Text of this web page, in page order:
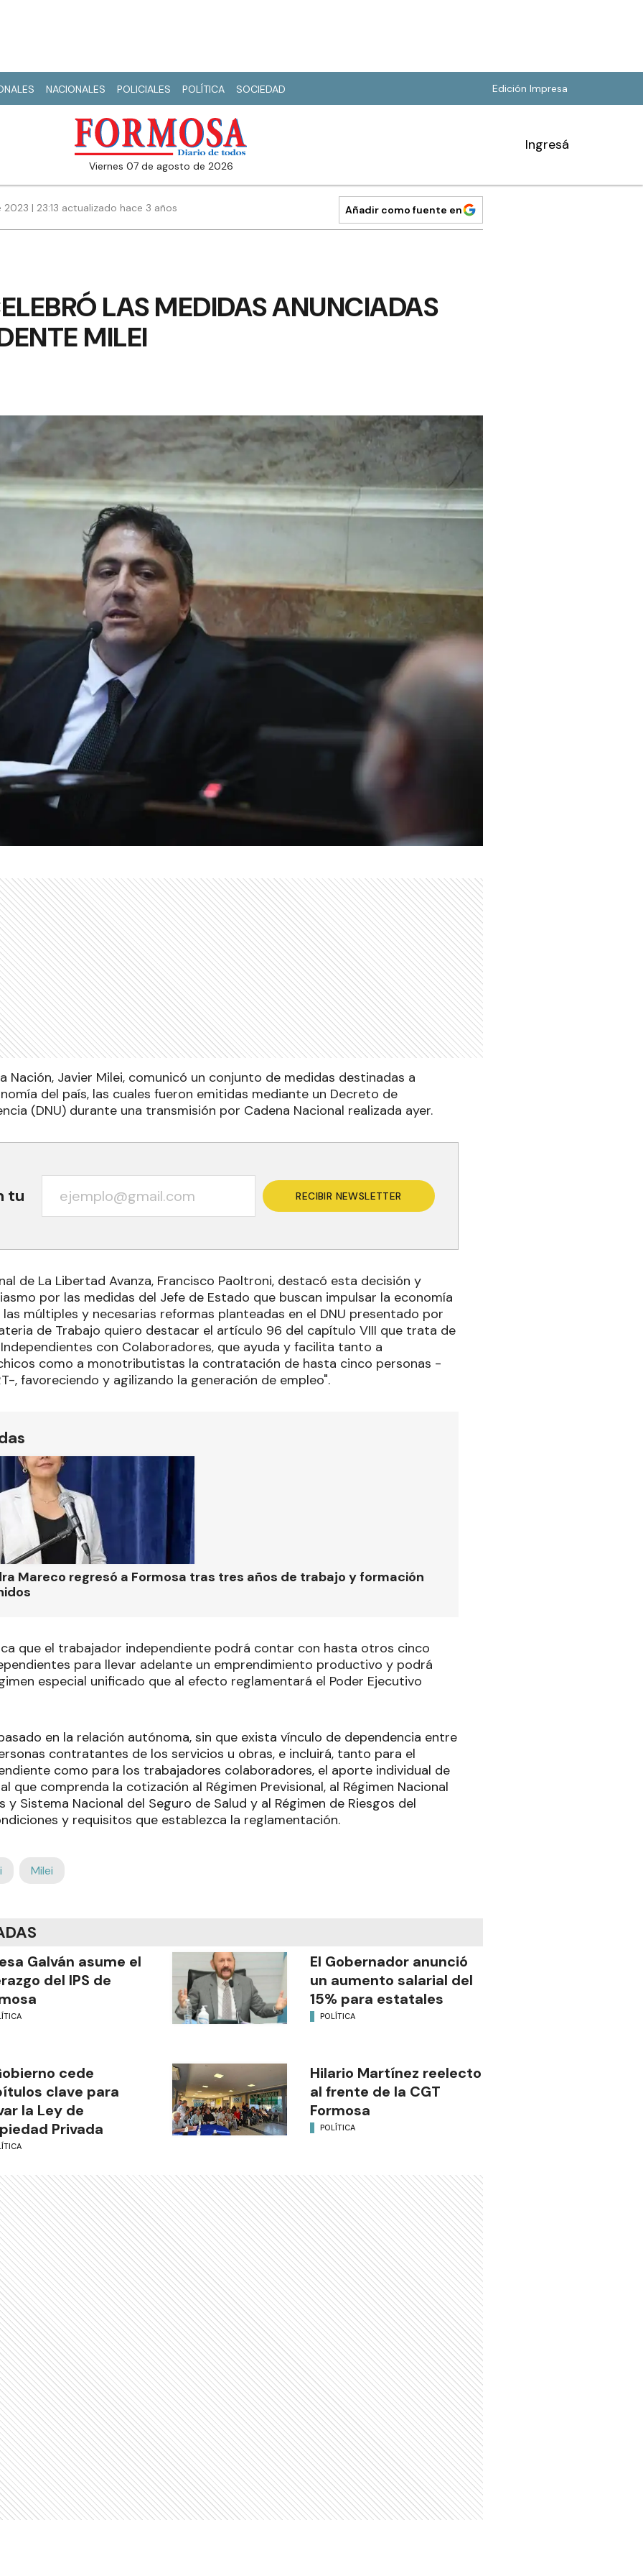
NACIONALES POLICIALES POLÍTICA SOCIEDAD Edición Impresa
viernes 07 de agosto de 2026
Ingresá
| 23:13 actualizado hace 3 años Añadir como fuente en
LAS MEDIDAS ANUNCIADAS
MILEI
Nación, Javier Milei, comunicó un conjunto de medidas destinadas a
del país, las cuales fueron emitidas mediante un Decreto de
(DNU) durante una transmisión por Cadena Nacional realizada ayer.
tu RECIBIR NEWSLETTER
de La Libertad Avanza, Francisco Paoltroni, destacó esta decisión y
por las medidas del Jefe de Estado que buscan impulsar la economía
las múltiples y necesarias reformas planteadas en el DNU presentado por
de Trabajo quiero destacar el artículo 96 del capítulo VIII que trata de
con Colaboradores, que ayuda y facilita tanto a
como a monotributistas la contratación de hasta cinco personas -
, favoreciendo y agilizando la generación de empleo".
Mareco regresó a Formosa tras tres años de trabajo y formación
que el trabajador independiente podrá contar con hasta otros cinco
para llevar adelante un emprendimiento productivo y podrá
especial unificado que al efecto reglamentará el Poder Ejecutivo
en la relación autónoma, sin que exista vínculo de dependencia entre
contratantes de los servicios u obras, e incluirá, tanto para el
como para los trabajadores colaboradores, el aporte individual de
que comprenda la cotización al Régimen Previsional, al Régimen Nacional
y Sistema Nacional del Seguro de Salud y al Régimen de Riesgos del
y requisitos que establezca la reglamentación.
Milei
Galván asume el
del IPS de
El Gobernador anunció
un aumento salarial del
15% para estatales
POLÍTICA
cede
clave para
la Ley de
Privada
Hilario Martínez reelecto
al frente de la CGT
Formosa
POLÍTICA